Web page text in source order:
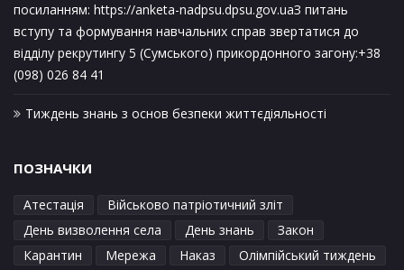
посиланням: https://anketa-nadpsu.dpsu.gov.uaЗ питань
вступу та формування навчальних справ звертатися до
відділу рекрутингу 5 (Сумського) прикордонного загону:+38
(098) 026 84 41
Тиждень знань з основ безпеки життєдіяльності
ПОЗНАЧКИ
Атестація
Військово патріотичний зліт
День визволення села
День знань
Закон
Карантин
Мережа Наказ Олімпійський тиждень